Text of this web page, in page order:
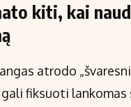
kiti, kai
atrodo
fiksuoti lankomas